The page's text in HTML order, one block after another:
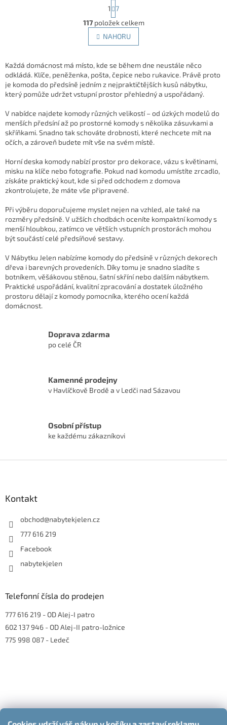
O
v
l
á
a
c
í
p
v
k
y
v
p
i
s
u
S
t
r
á
n
k
v
á
n
í
1
7
117položek celkem
NAHORU
Každá domácnost má místo, kde se během dne neustále něco
odkládá. Klíče, peněženka, pošta, čepice nebo rukavice. Právě proto
je komoda do předsíně jedním z nejpraktičtějších kusů nábytku,
který pomůže udržet vstupní prostor přehledný a uspořádaný.
V nabídce najdete komody různých velikostí – od úzkých modelů do
menších předsíní až po prostorné komody s několika zásuvkami a
skříňkami. Snadno tak schováte drobnosti, které nechcete mít na
očích, a zároveň budete mít vše na svém místě.
Horní deska komody nabízí prostor pro dekorace, vázu s květinami,
misku na klíče nebo fotografie. Pokud nad komodu umístíte zrcadlo,
získáte praktický kout, kde si před odchodem z domova
zkontrolujete, že máte vše připravené.
Při výběru doporučujeme myslet nejen na vzhled, ale také na
rozměry předsíně. V užších chodbách oceníte kompaktní komody s
menší hloubkou, zatímco ve větších vstupních prostorách mohou
být součástí celé předsíňové sestavy.
V Nábytku Jelen nabízíme komody do předsíně v různých dekorech
dřeva i barevných provedeních. Díky tomu je snadno sladíte s
botníkem, věšákovou stěnou, šatní skříní nebo dalším nábytkem.
Praktické uspořádání, kvalitní zpracování a dostatek úložného
prostoru dělají z komody pomocníka, kterého ocení každá
domácnost.
Doprava zdarma
po celé ČR
Kamenné prodejny
v Havlíčkově Brodě a v Ledči nad Sázavou
Osobní přístup
ke každému zákazníkovi
Kontakt
obchod@nabytekjelen.cz
777 616 219
Facebook
nabytekjelen
Telefonní čísla do prodejen
777 616 219 - OD Alej-I patro
602 137 946 - OD Alej-II patro-ložnice
775 998 087 - Ledeč